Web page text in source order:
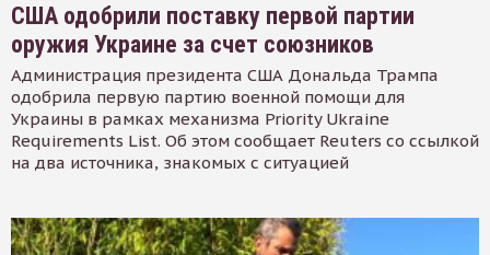
США одобрили поставку первой партии
оружия Украине за счет союзников
Администрация президента США Дональда Трампа
одобрила первую партию военной помощи для
Украины в рамках механизма Priority Ukraine
Requirements List. Об этом сообщает Reuters со ссылкой
на два источника, знакомых с ситуацией